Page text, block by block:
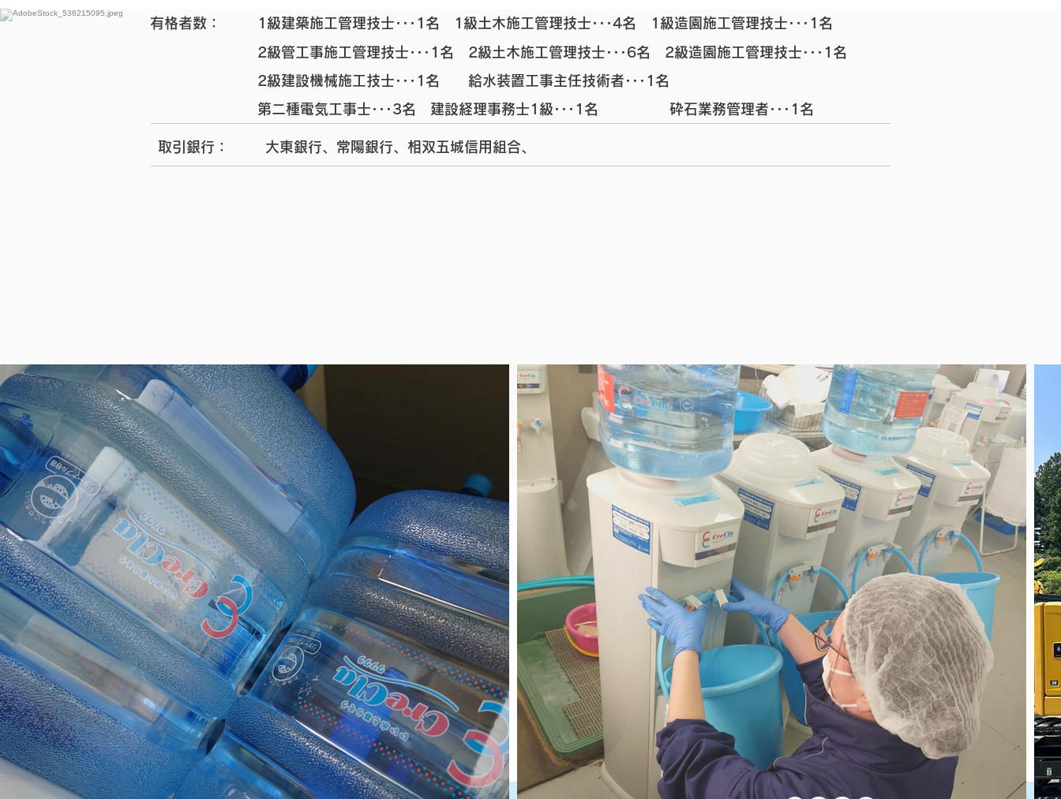
有格者数： 1級建築施工管理技士･･･1名 1級土木施工管理技士･･･4名 1級造園施工管理技士･･･1名
2級管工事施工管理技士･･･1名 2級土木施工管理技士･･･6名 2級造園施工管理技士･･･1名
2級建設機械施工技士･･･1名 給水装置工事主任技術者･･･1名
第二種電気工事士･･･3名 建設経理事務士1級･･･1名 砕石業務管理者･･･1名
取引銀行： 大東銀行、常陽銀行、相双五城信用組合、